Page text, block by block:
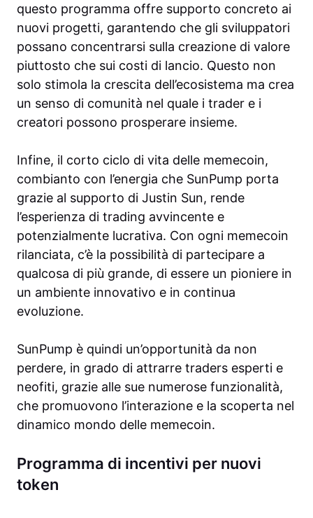
questo programma offre supporto concreto ai
nuovi progetti, garantendo che gli sviluppatori
possano concentrarsi sulla creazione di valore
piuttosto che sui costi di lancio. Questo non
solo stimola la crescita dell’ecosistema ma crea
un senso di comunità nel quale i trader e i
creatori possono prosperare insieme.
Infine, il corto ciclo di vita delle memecoin,
combianto con l’energia che SunPump porta
grazie al supporto di Justin Sun, rende
l’esperienza di trading avvincente e
potenzialmente lucrativa. Con ogni memecoin
rilanciata, c’è la possibilità di partecipare a
qualcosa di più grande, di essere un pioniere in
un ambiente innovativo e in continua
evoluzione.
SunPump è quindi un’opportunità da non
perdere, in grado di attrarre traders esperti e
neofiti, grazie alle sue numerose funzionalità,
che promuovono l’interazione e la scoperta nel
dinamico mondo delle memecoin.
Programma di incentivi per nuovi
token